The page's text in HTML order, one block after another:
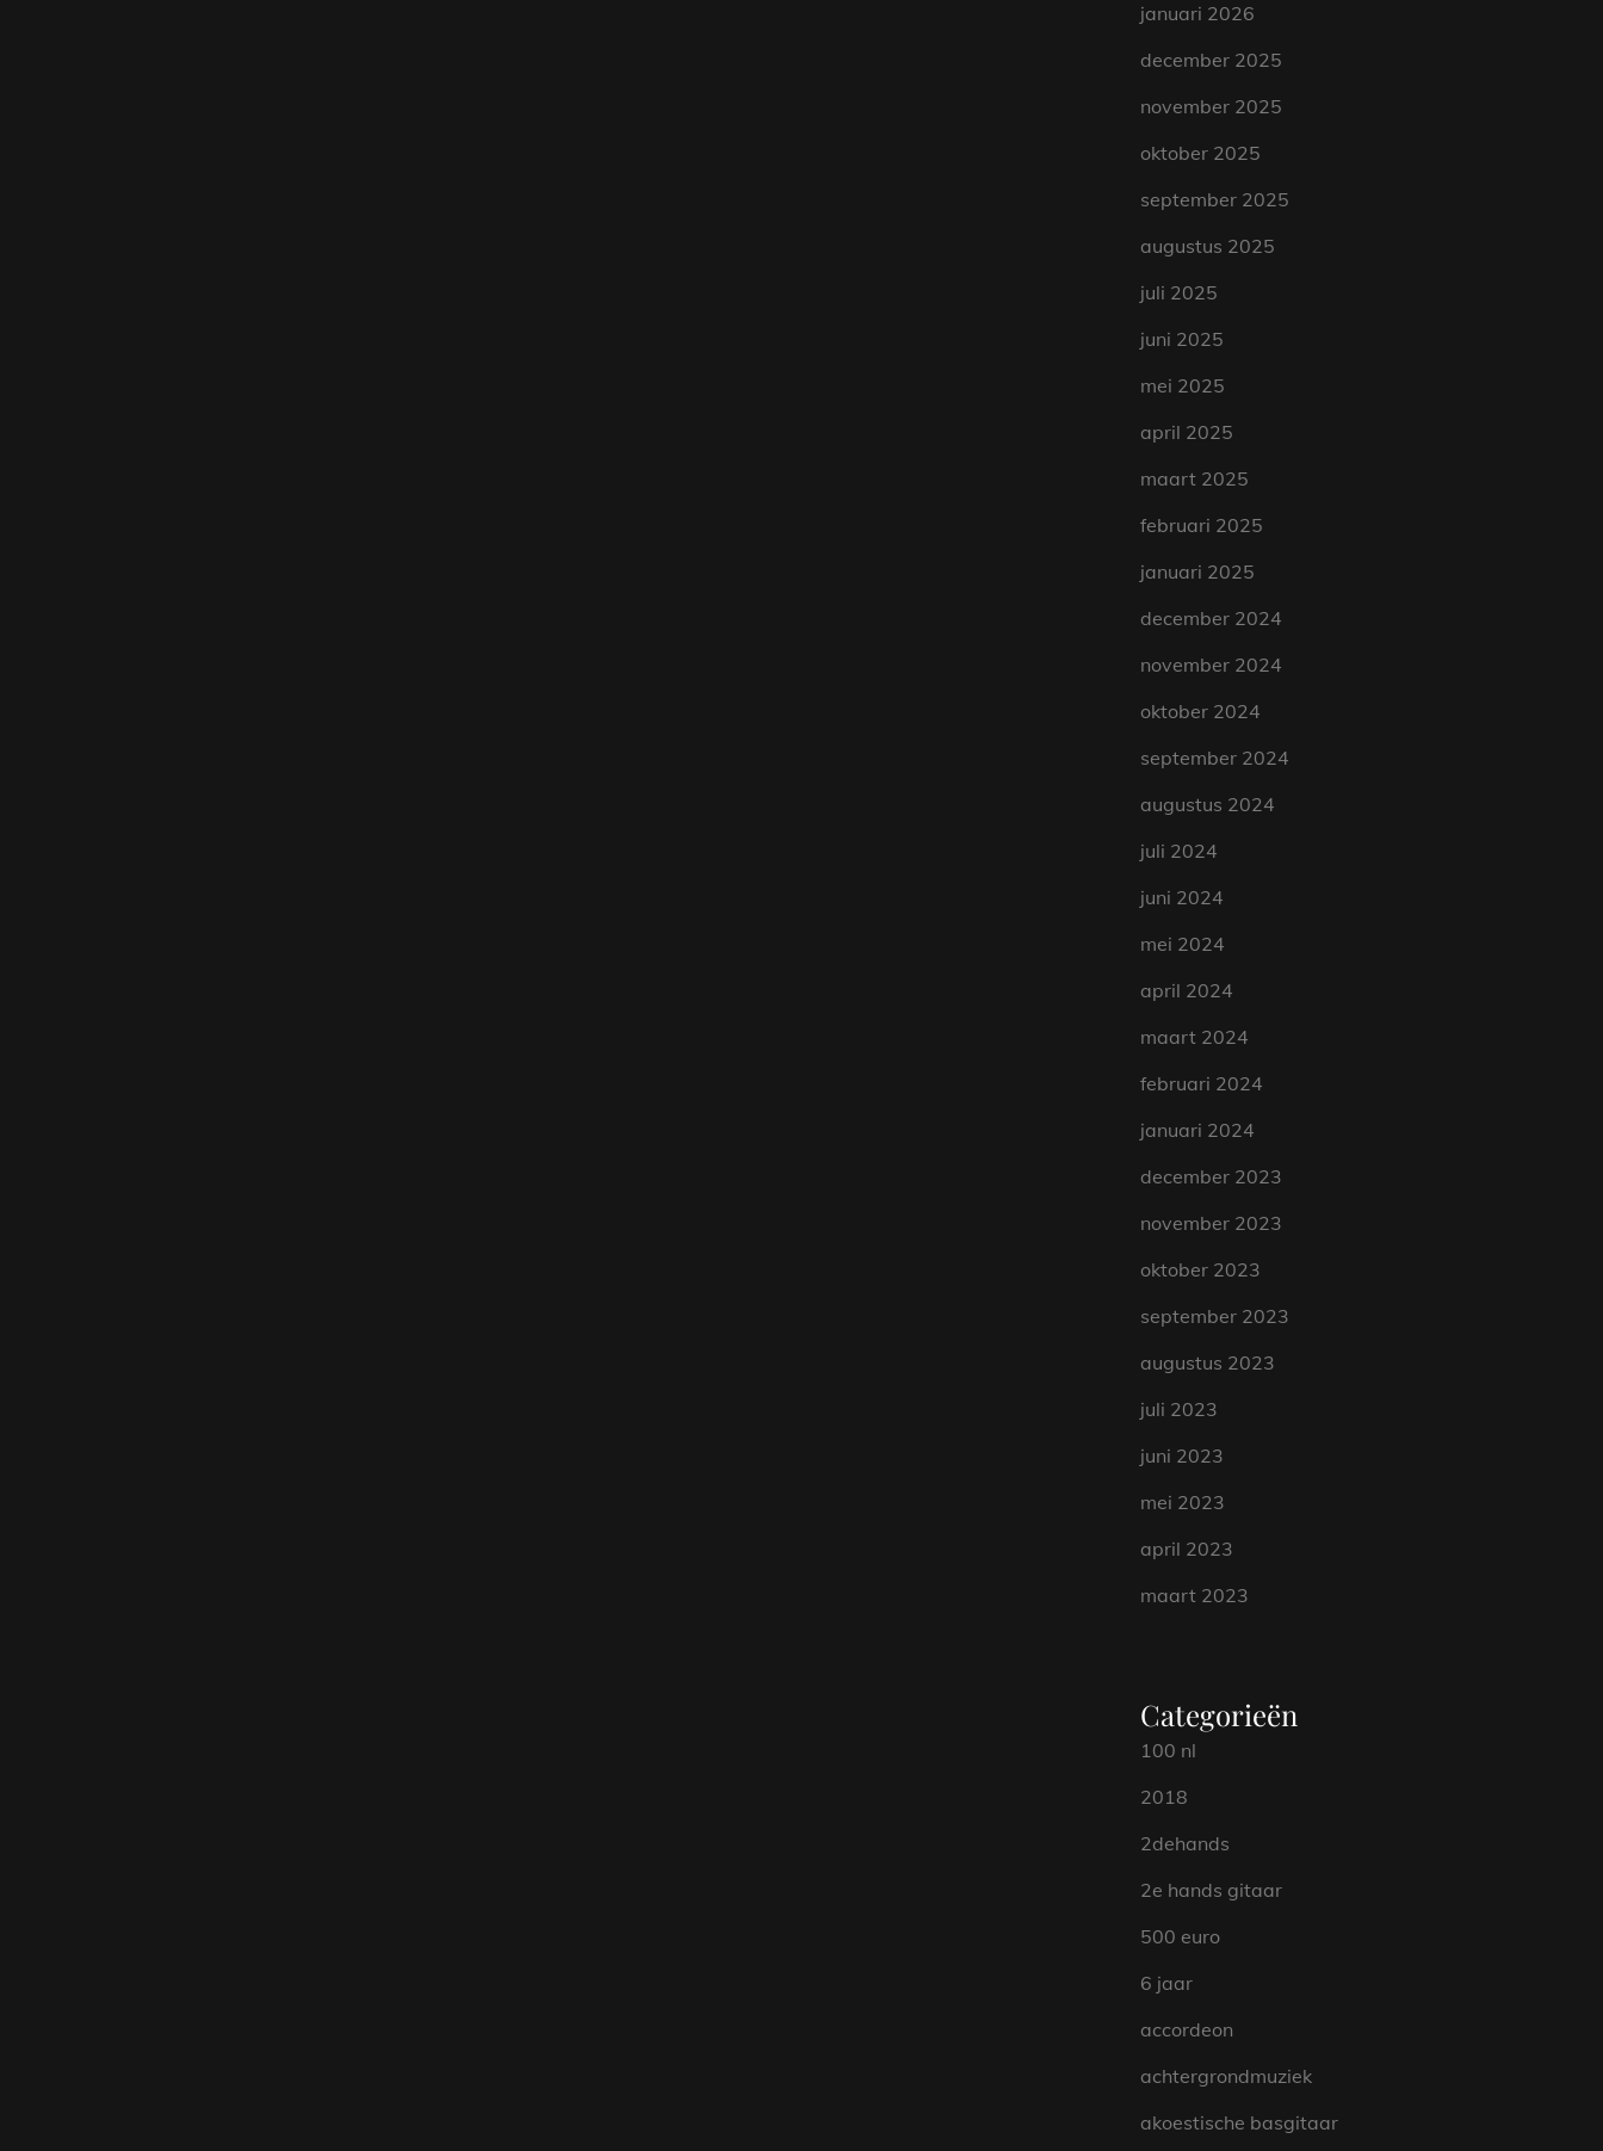
januari 2026
december 2025
november 2025
oktober 2025
september 2025
augustus 2025
juli 2025
juni 2025
mei 2025
april 2025
maart 2025
februari 2025
januari 2025
december 2024
november 2024
oktober 2024
september 2024
augustus 2024
juli 2024
juni 2024
mei 2024
april 2024
maart 2024
februari 2024
januari 2024
december 2023
november 2023
oktober 2023
september 2023
augustus 2023
juli 2023
juni 2023
mei 2023
april 2023
maart 2023
Categorieën
100 nl
2018
2dehands
2e hands gitaar
500 euro
6 jaar
accordeon
achtergrondmuziek
akoestische basgitaar